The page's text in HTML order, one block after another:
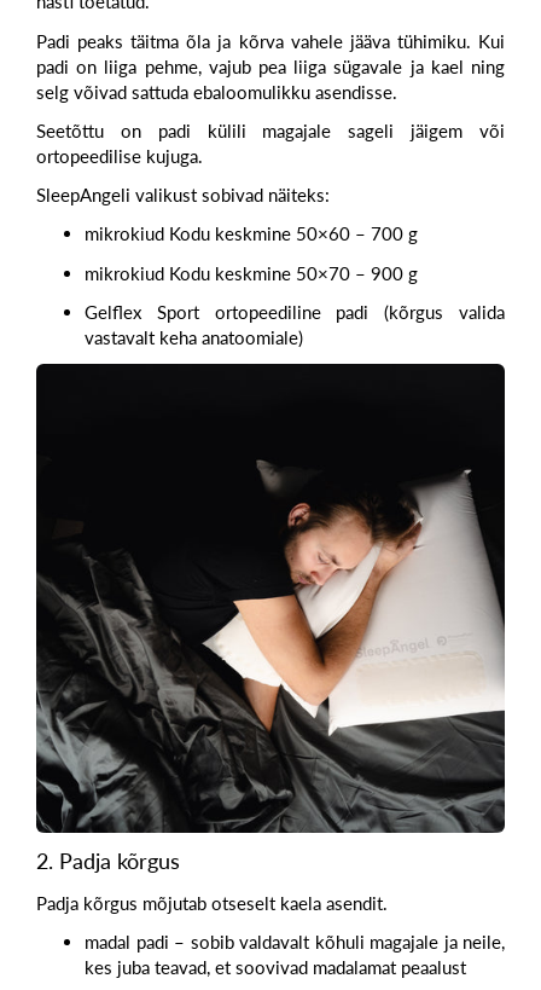
Padi peaks täitma õla ja kõrva vahele jääva tühimiku. Kui
padi on liiga pehme, vajub pea liiga sügavale ja kael ning
selg võivad sattuda ebaloomulikku asendisse.
Seetõttu on padi külili magajale sageli jäigem või
ortopeedilise kujuga.
SleepAngeli valikust sobivad näiteks:
mikrokiud Kodu keskmine 50×60 – 700 g
mikrokiud Kodu keskmine 50×70 – 900 g
Gelflex Sportortopeediline padi (kõrgus valida
vastavalt keha anatoomiale)
2. Padja kõrgus
Padja kõrgus mõjutab otseselt kaela asendit.
madal padi – sobib valdavalt kõhuli magajale ja neile,
kes juba teavad, et soovivad madalamat peaalust